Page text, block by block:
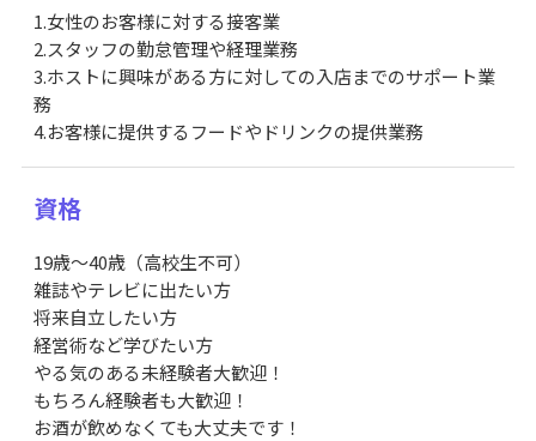
1.女性のお客様に対する接客業
2.スタッフの勤怠管理や経理業務
3.ホストに興味がある方に対しての入店までのサポート業
務
4.お客様に提供するフードやドリンクの提供業務
資格
19歳～40歳（高校生不可）
雑誌やテレビに出たい方
将来自立したい方
経営術など学びたい方
やる気のある未経験者大歓迎！
もちろん経験者も大歓迎！
お酒が飲めなくても大丈夫です！